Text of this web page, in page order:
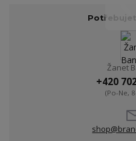
Žanet
+420
(Po-Ne,